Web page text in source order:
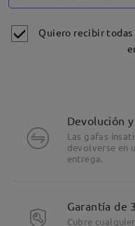
Quiero recibir todas
Devolución
Las gafas
devolverse en
entrega.
Garantía de
Cubre